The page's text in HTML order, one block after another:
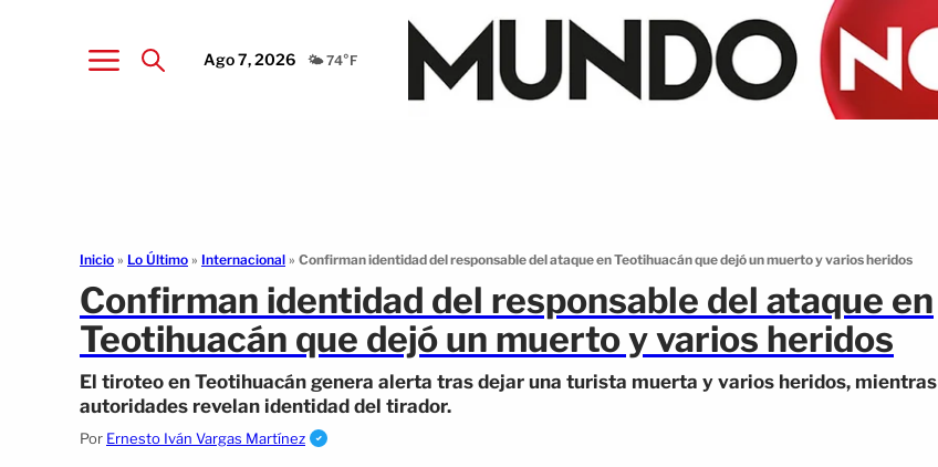
Ago 7, 2026 🌤️ 74°F
Inicio » Lo Último » Internacional » Confirman identidad del responsable del ataque en Teotihuacán que dejó un muerto y varios heridos
Confirman identidad del responsable del ataque en
Teotihuacán que dejó un muerto y varios heridos
El tiroteo en Teotihuacán genera alerta tras dejar una turista muerta y varios heridos, mientras
autoridades revelan identidad del tirador.
Por Ernesto Iván Vargas Martínez